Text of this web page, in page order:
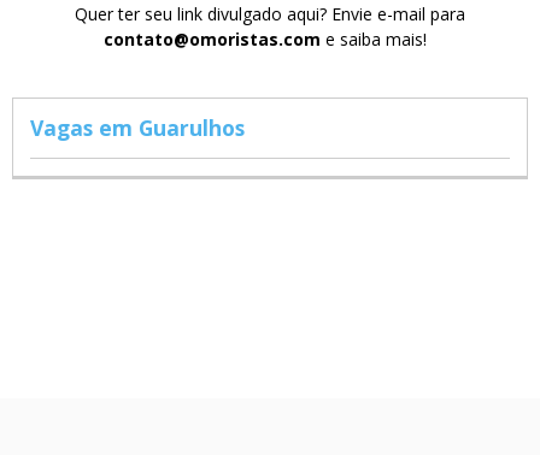
Quer ter seu link divulgado aqui? Envie e-mail para
contato@omoristas.com e saiba mais!
Vagas em Guarulhos